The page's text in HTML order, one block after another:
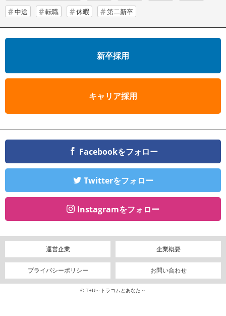
中途
転職 休暇 第二新卒
新卒採用
キャリア採用
Facebookをフォロー
Twitterをフォロー
Instagramをフォロー
運営企業 企業概要
プライバシーポリシー お問い合わせ
© T+U～トラコムとあなた～